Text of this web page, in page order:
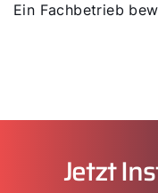
Ein Fachbetrieb
Jetzt